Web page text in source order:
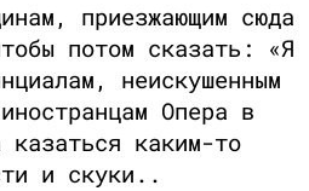
приезжающим сюда
потом сказать: «Я
неискушенным
Опера в
каким-то
и скуки..